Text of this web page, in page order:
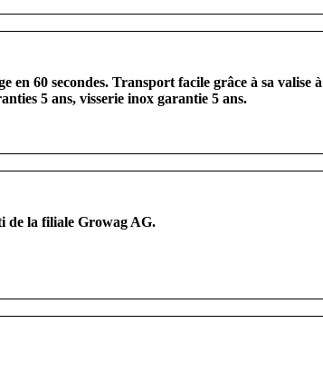
en 60 secondes. Transport facile grâce à sa
5 ans, visserie inox garantie 5 ans.
de la filiale Growag AG.